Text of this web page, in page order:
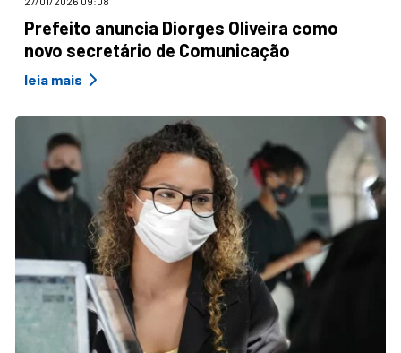
Prefeito anuncia Diorges Oliveira como
novo secretário de Comunicação
leia mais